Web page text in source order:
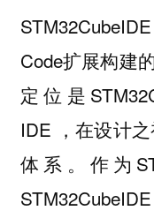
Code扩展构建
定位是
IDE ，在设计
体系。作为